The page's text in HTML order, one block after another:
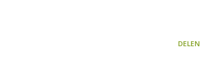
DELEN